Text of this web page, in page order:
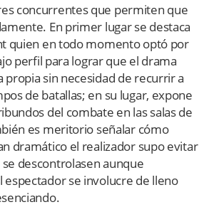
concurrentes que permiten que
En primer lugar se destaca
quien en todo momento optó por
perfil para lograr que el drama
sin necesidad de recurrir a
de batallas; en su lugar, expone
del combate en las salas de
es meritorio señalar cómo
dramático el realizador supo evitar
descontrolasen aunque
se involucre de lleno